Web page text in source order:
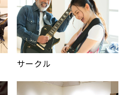
サークル